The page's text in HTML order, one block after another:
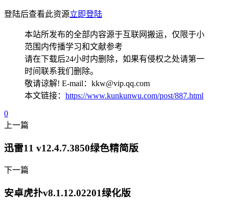
登陆后查看此资源立即登陆
本站所发布的全部内容源于互联网搬运，仅限于小
范围内传播学习和文献参考
请在下载后24小时内删除，如果有侵权之处请第一
时间联系我们删除。
敬请谅解! E-mail：kkw@vip.qq.com
本文链接： https://www.kunkunwu.com/post/887.html
0
上一篇
迅雷11 v12.4.7.3850绿色精简版
下一篇
安卓虎扑v8.1.12.02201绿化版